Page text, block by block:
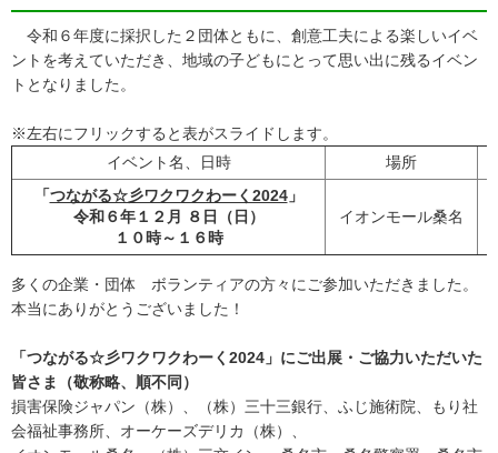
令和６年度に採択した２団体ともに、創意工夫による楽しいイベ
ントを考えていただき、地域の子どもにとって思い出に残るイベン
トとなりました。
※左右にフリックすると表がスライドします。
イベント名、日時
場所
「つながる☆彡ワクワクわーく2024」
令和６年１２月 ８日（日）
１０時～１６時
イオンモール桑名
多くの企業・団体 ボランティアの方々にご参加いただきました。
本当にありがとうございました！
「つながる☆彡ワクワクわーく2024」にご出展・ご協力いただいた
皆さま（敬称略、順不同）
損害保険ジャパン（株）、（株）三十三銀行、ふじ施術院、もり社
会福祉事務所、オーケーズデリカ（株）、